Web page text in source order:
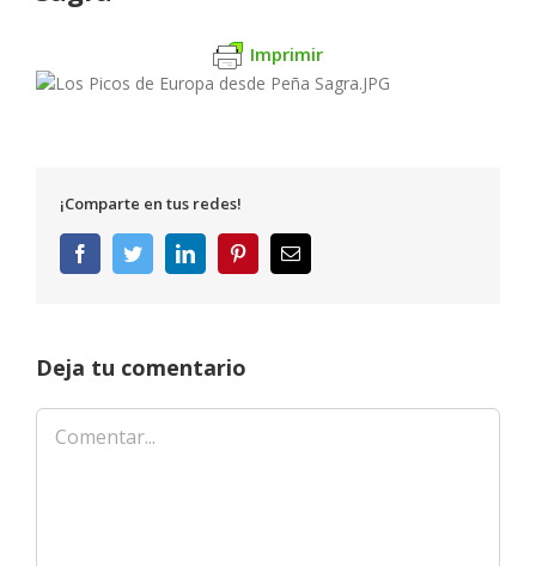
Imprimir
¡Comparte en tus redes!
FacebookTwitterLinkedInPinterestCorreo
electrónico
Deja tu comentario
Comentar